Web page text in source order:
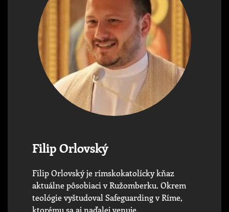
Filip Orlovský
Filip Orlovský je rímskokatolícky kňaz
aktuálne pôsobiaci v Ružomberku. Okrem
teológie vyštudoval Safeguarding v Ríme,
ktorému sa aj naďalej venuje.